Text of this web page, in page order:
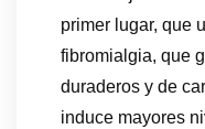
primer lugar, que
fibromialgia, que
duraderos y de
induce mayores